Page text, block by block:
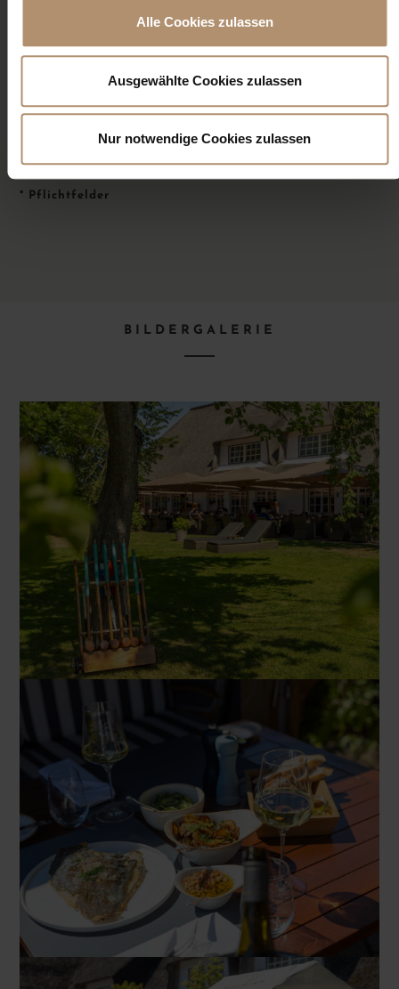
Alle Cookies zulassen
Ausgewählte Cookies zulassen
Nur notwendige Cookies zulassen
Sie auf unserer Internetseite unterwww.severins-
sylt.de/datenschutz/einsehen oder unter der Telefonnr.
+49 (0) 4651 46 06 60 bzw. überinfo@severins-sylt.de
anfordern.*
* Pflichtfelder
BILDERGALERIE